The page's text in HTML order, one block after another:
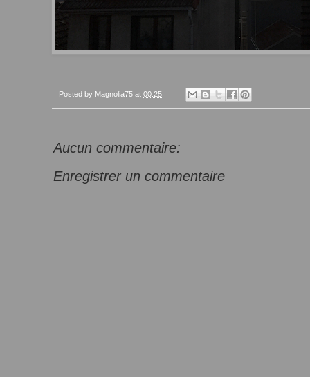
Posted by Magnolia75 at 00:25
Aucun commentaire:
Enregistrer un commentaire